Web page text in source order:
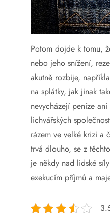
Potom dojde k tomu,
nebo jeho snížení,
akutně rozbije,
na splátky, jak jinak
nevycházejí peníze
lichvářských
rázem ve velké krizi a
trvá dlouho, se z
je někdy nad lidské
exekucím příjmů a